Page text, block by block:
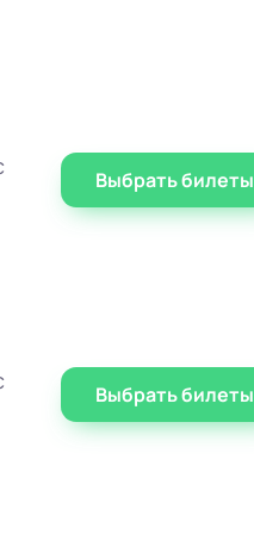
Выбрать билеты
Выбрать билеты